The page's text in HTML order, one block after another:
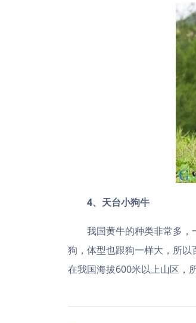
4、天台小狗牛
我国黄牛的种类非常多
狗，体型也跟狗一样大，所
在我国海拔600米以上山区，